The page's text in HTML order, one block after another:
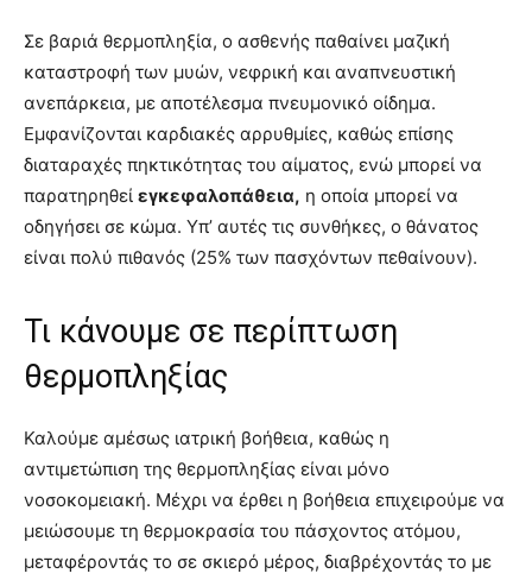
Σε βαριά θερμοπληξία, ο ασθενής παθαίνει μαζική
καταστροφή των μυών, νεφρική και αναπνευστική
ανεπάρκεια, με αποτέλεσμα πνευμονικό οίδημα.
Εμφανίζονται καρδιακές αρρυθμίες, καθώς επίσης
διαταραχές πηκτικότητας του αίματος, ενώ μπορεί να
παρατηρηθεί εγκεφαλοπάθεια, η οποία μπορεί να
οδηγήσει σε κώμα. Υπ’ αυτές τις συνθήκες, ο θάνατος
είναι πολύ πιθανός (25% των πασχόντων πεθαίνουν).
Τι κάνουμε σε περίπτωση
θερμοπληξίας
Καλούμε αμέσως ιατρική βοήθεια, καθώς η
αντιμετώπιση της θερμοπληξίας είναι μόνο
νοσοκομειακή. Μέχρι να έρθει η βοήθεια επιχειρούμε να
μειώσουμε τη θερμοκρασία του πάσχοντος ατόμου,
μεταφέροντάς το σε σκιερό μέρος, διαβρέχοντάς το με